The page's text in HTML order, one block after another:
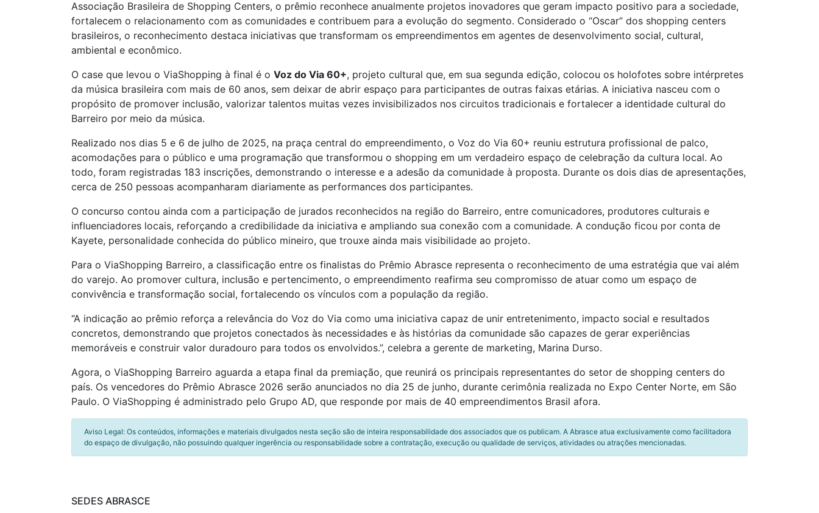
Associação Brasileira de Shopping Centers, o prêmio reconhece anualmente projetos inovadores que geram impacto positivo para a sociedade,
fortalecem o relacionamento com as comunidades e contribuem para a evolução do segmento. Considerado o “Oscar” dos shopping centers
brasileiros, o reconhecimento destaca iniciativas que transformam os empreendimentos em agentes de desenvolvimento social, cultural,
ambiental e econômico.
O case que levou o ViaShopping à final é o Voz do Via 60+, projeto cultural que, em sua segunda edição, colocou os holofotes sobre intérpretes
da música brasileira com mais de 60 anos, sem deixar de abrir espaço para participantes de outras faixas etárias. A iniciativa nasceu com o
propósito de promover inclusão, valorizar talentos muitas vezes invisibilizados nos circuitos tradicionais e fortalecer a identidade cultural do
Barreiro por meio da música.
Realizado nos dias 5 e 6 de julho de 2025, na praça central do empreendimento, o Voz do Via 60+ reuniu estrutura profissional de palco,
acomodações para o público e uma programação que transformou o shopping em um verdadeiro espaço de celebração da cultura local. Ao
todo, foram registradas 183 inscrições, demonstrando o interesse e a adesão da comunidade à proposta. Durante os dois dias de apresentações,
cerca de 250 pessoas acompanharam diariamente as performances dos participantes.
O concurso contou ainda com a participação de jurados reconhecidos na região do Barreiro, entre comunicadores, produtores culturais e
influenciadores locais, reforçando a credibilidade da iniciativa e ampliando sua conexão com a comunidade. A condução ficou por conta de
Kayete, personalidade conhecida do público mineiro, que trouxe ainda mais visibilidade ao projeto.
Para o ViaShopping Barreiro, a classificação entre os finalistas do Prêmio Abrasce representa o reconhecimento de uma estratégia que vai além
do varejo. Ao promover cultura, inclusão e pertencimento, o empreendimento reafirma seu compromisso de atuar como um espaço de
convivência e transformação social, fortalecendo os vínculos com a população da região.
“A indicação ao prêmio reforça a relevância do Voz do Via como uma iniciativa capaz de unir entretenimento, impacto social e resultados
concretos, demonstrando que projetos conectados às necessidades e às histórias da comunidade são capazes de gerar experiências
memoráveis e construir valor duradouro para todos os envolvidos.”, celebra a gerente de marketing, Marina Durso.
Agora, o ViaShopping Barreiro aguarda a etapa final da premiação, que reunirá os principais representantes do setor de shopping centers do
país. Os vencedores do Prêmio Abrasce 2026 serão anunciados no dia 25 de junho, durante cerimônia realizada no Expo Center Norte, em São
Paulo. O ViaShopping é administrado pelo Grupo AD, que responde por mais de 40 empreendimentos Brasil afora.
Aviso Legal: Os conteúdos, informações e materiais divulgados nesta seção são de inteira responsabilidade dos associados que os publicam. A Abrasce atua exclusivamente como facilitadora
do espaço de divulgação, não possuindo qualquer ingerência ou responsabilidade sobre a contratação, execução ou qualidade de serviços, atividades ou atrações mencionadas.
SEDES ABRASCE